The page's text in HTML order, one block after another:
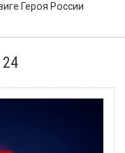
Героя России